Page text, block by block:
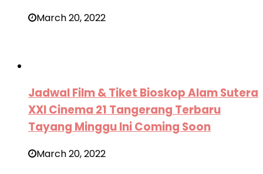
March 20, 2022
Jadwal Film & Tiket Bioskop Alam Sutera
XXI Cinema 21 Tangerang Terbaru
Tayang Minggu Ini Coming Soon
March 20, 2022